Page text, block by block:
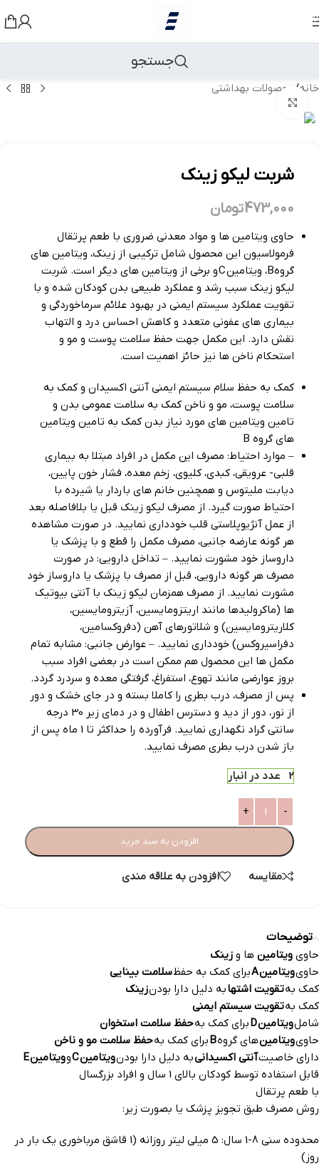
رد کردن به ناوبری
جستجو
خانه/ محصولات بهداشتی
شربت لیکو زینک
473,000تومان
حاوی ویتامین ها و مواد معدنی ضروری با طعم پرتقال
فرمولاسیون این محصول شامل ترکیبی از زینک، ویتامین های
گروهB، ویتامینCو برخی از ویتامین های دیگر است. شربت
لیکو زینک سبب رشد و عملکرد طبیعی بدن کودکان شده و با
تقویت عملکرد سیستم ایمنی در بهبود علائم سرماخوردگی و
بیماری های عفونی متعدد و کاهش احساس درد و التهاب
نقش دارد. این مکمل جهت حفظ سلامت پوست و مو و
استحکام ناخن ها نیز حائز اهمیت است.
کمک به حفظ سلام سیستم ایمنی آنتی اکسیدان و کمک به
سلامت پوست، مو و ناخن کمک به سلامت عمومی بدن و
تامین ویتامین های مورد نیاز بدن کمک به تامین ویتامین
های گروه B
– موارد احتیاط: مصرف این مکمل در افراد مبتلا به بیماری
قلبی- عرویقی، کبدی، کلیوی، زخم معده، فشار خون پایین،
دیابت ملیتوس و همچنین خانم های باردار یا شیرده با
احتیاط صورت گیرد. از مصرف لیکو زینک قبل یا بلافاصله بعد
از عمل آنژیوپلاستی قلب خودداری نمایید. در صورت مشاهده
هر گونه عارضه جانبی، مصرف مکمل را قطع و با پزشک یا
داروساز خود مشورت نمایید. – تداخل دارویی: در صورت
مصرف هر گونه دارویی، قبل از مصرف با پزشک یا داروساز خود
مشورت نمایید. از مصرف همزمان لیکو زینک با آنتی بیوتیک
ها (ماکرولیدها مانند اریتزومایسین، آزیترومایسین،
کلاریترومایسین) و شلاتورهای آهن (دفروکسامین،
دفراسیروکس) خودداری نمایید. – عوارض جانبی: مشابه تمام
مکمل ها این محصول هم ممکن است در بعضی افراد سبب
بروز عوارضی مانند تهوع، استفراغ، گرفتگی معده و سردرد گردد.
پس از مصرف، درب بطری را کاملا بسته و در جای خشک و دور
از نور، دور از دید و دسترس اطفال و در دمای زیر 30 درجه
سانتی گراد نگهداری نمایید. فرآورده را حداکثر تا 1 ماه پس از
باز شدن درب بطری مصرف نمایید.
2 عدد در انبار
افزودن به سبد خرید
مقایسه افزودن به علاقه مندی
توضیحات
حاوی ویتامین ها و زینک
حاویویتامینAبرای کمک به حفظسلامت بینایی
کمک بهتقویت اشتهابه دلیل دارا بودنزینک
کمک بهتقویت سیستم ایمنی
شاملویتامینDبرای کمک بهحفظ سلامت استخوان
حاویویتامینهای گروهBبرای کمک بهحفظ سلامت مو و ناخن
دارای خاصیتآنتی اکسیدانیبه دلیل دارا بودنویتامینCوویتامینE
قابل استفاده توسط کودکان بالای 1 سال و افراد بزرگسال
با طعم پرتقال
روش مصرف طبق تجویز پزشک یا بصورت زیر:
محدوده سنی 8-1 سال: 5 میلی لیتر روزانه (1 قاشق مرباخوری یک بار در
روز)